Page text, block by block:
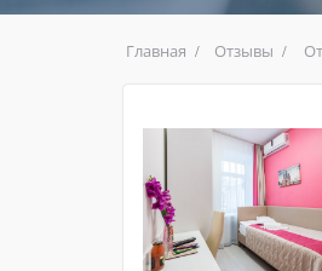
Главная Отзывы